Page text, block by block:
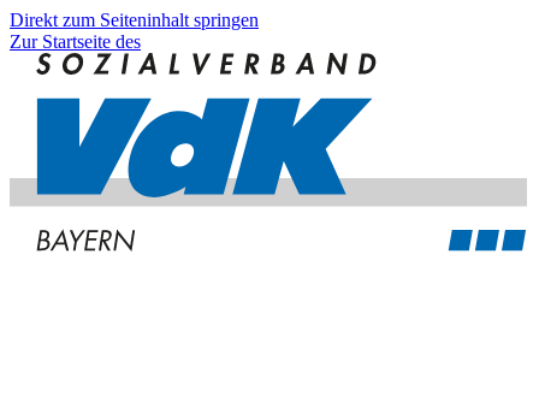
Direkt zum Seiteninhalt springen
Zur Startseite des